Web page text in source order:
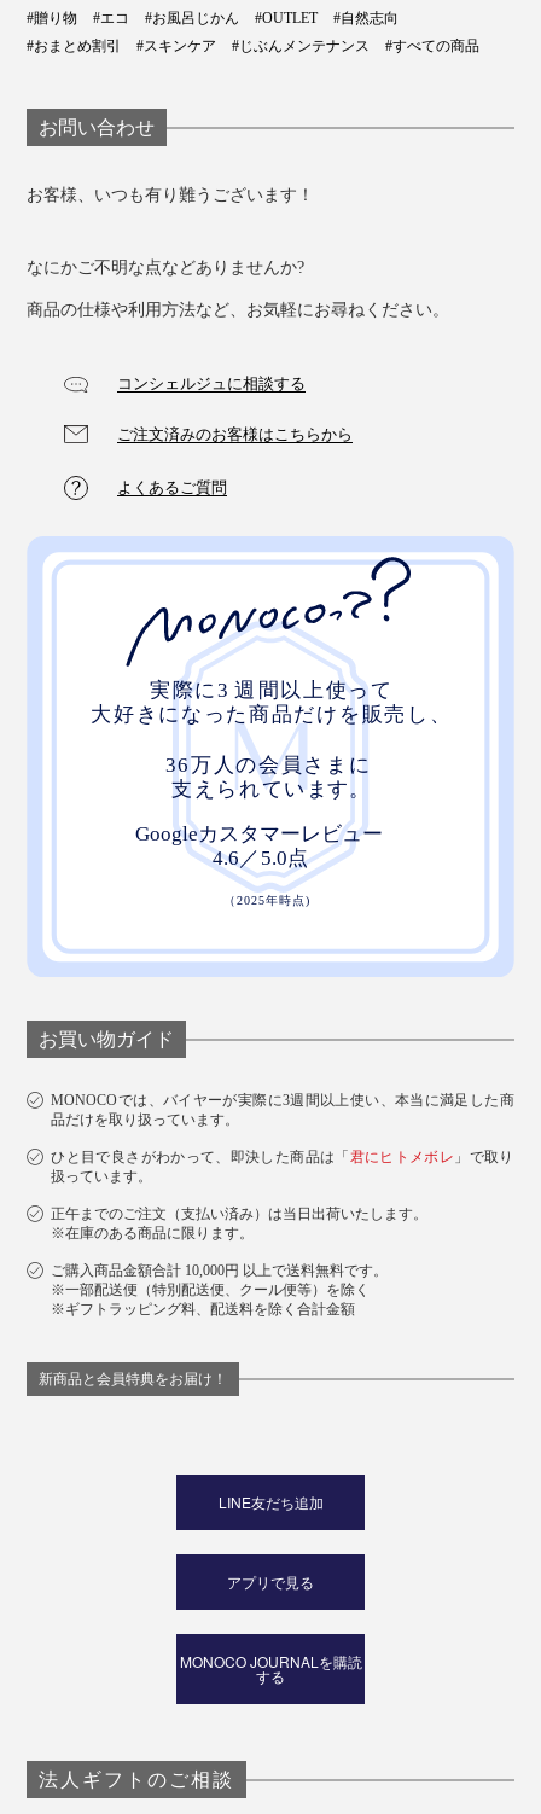
は、全5種。
品を感じるグレージュカラー。ほのかに甘い、花のよう
な香りが特長です。シルク石鹸のベーシックモデルで、
「フローラル」をベースに、色や香りの各種成分を配合
することで、ほか4種の石鹸をつくっています。
ベルガモット
高級感のあるパープルカラーは、カイコが食べる桑の木
になる実（マルベリー）を配合しています。柑橘系のエ
レガントな香りが特長です。
ジャーニー
デニムのような、味のあるブルーカラーは、日本の伝統
植物である「藍」から生まれた100%天然カラー。オリ
エンタルなハーブの香りです。
サヴォン
墨のような濃淡が渋いグレーカラーは、古くから染料と
して使われる天然の「柿渋」を配合して実現した100%
天然カラー。誰もが親しみやすい、すっきりとした石鹸
目に鮮やかなオレンジカラーは、「ウコン（ターメリッ
ク）」を配合しています。リラックス気分を味わえる、
どれも泡立てる時に、フワッと香りますが、強すぎるこ
とはありません。泡を広げていくうちに消えていくよう
な、穏やかな香り。
目をひくパッケージもあって、贈り物にもぴったり。世
界の未来のために——大切な人といっしょに使っていき
#贈り物 #エコ #お風呂じかん #OUTLET
#自然志向
#おまとめ割引
#スキンケア #じぶんメンテナンス #すべての商品
お問い合わせ
お客様、いつも有り難うございます！
なにかご不明な点などありませんか?
商品の仕様や利用方法など、お気軽にお尋ねください。
コンシェルジュに相談する
ご注文済みのお客様はこちらから
よくあるご質問
お買い物ガイド
MONOCOでは、バイヤーが実際に3週間以上使い、本当に満足した商
品だけを取り扱っています。
ひと目で良さがわかって、即決した商品は「 君にヒトメボレ 」で取り
扱っています。
正午までのご注文（支払い済み）は当日出荷いたします。
※在庫のある商品に限ります。
ご購入商品金額合計 10,000円 以上で送料無料です。
※一部配送便（特別配送便、クール便等）を除く
※ギフトラッピング料、配送料を除く合計金額
新商品と会員特典をお届け！
LINE友だち追加
アプリで見る
MONOCO JOURNALを購読
する
法人ギフトのご相談